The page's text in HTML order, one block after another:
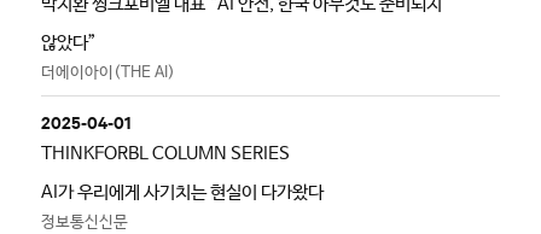
박지환 씽크포비엘 대표 “AI 안전, 한국 아무것도 준비되지
않았다”
더에이아이(THE AI)
2025-04-01
THINKFORBL COLUMN SERIES
AI가 우리에게 사기치는 현실이 다가왔다
정보통신신문